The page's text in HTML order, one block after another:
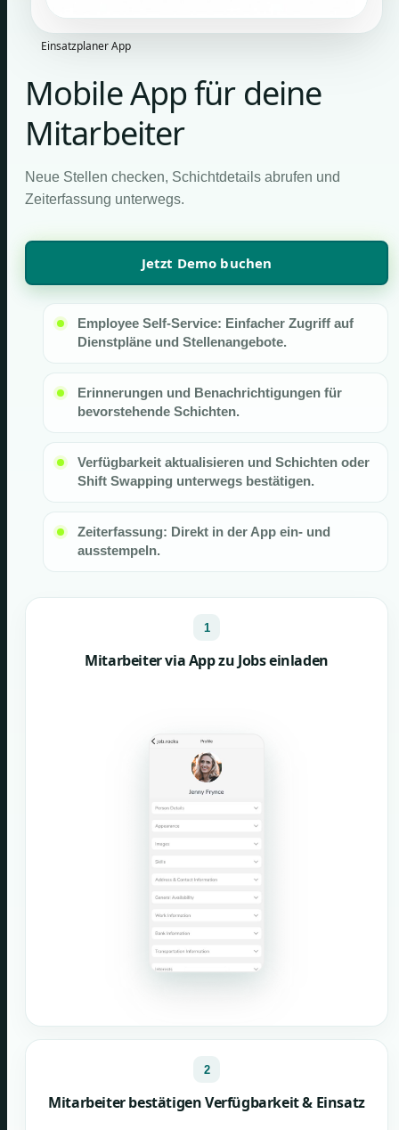
Einsatzplaner App
Mobile App für deine
Mitarbeiter
Neue Stellen checken, Schichtdetails abrufen und
Zeiterfassung unterwegs.
Jetzt Demo buchen
Employee Self-Service: Einfacher Zugriff auf
Dienstpläne und Stellenangebote.
Erinnerungen und Benachrichtigungen für
bevorstehende Schichten.
Verfügbarkeit aktualisieren und Schichten oder
Shift Swapping unterwegs bestätigen.
Zeiterfassung: Direkt in der App ein- und
ausstempeln.
1
Mitarbeiter via App zu Jobs einladen
2
Mitarbeiter bestätigen Verfügbarkeit & Einsatz